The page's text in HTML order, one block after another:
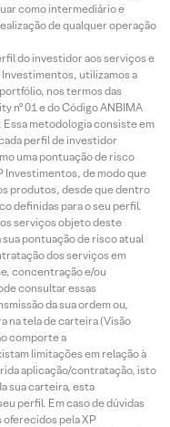
como intermediário e
de qualquer operação
do investidor aos serviços e
utilizamos a
nos termos das
nº 01 e do Código ANBIMA
metodologia consiste em
perfil de investidor
uma pontuação de risco
Investimentos, de modo que
produtos, desde que dentro
definidas para o seu perfil.
serviços objeto deste
pontuação de risco atual
dos serviços em
concentração e/ou
consultar essas
da sua ordem ou,
na tela de carteira (Visão
comporte a
limitações em relação à
aplicação/contratação, isto
sua carteira, esta
perfil. Em caso de dúvidas
pela XP